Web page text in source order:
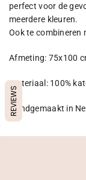
perfect voor de
meerdere kleuren.
Ook te combineren
Afmeting: 75x100
Materiaal: 100%
Handgemaakt in
REVIEWS